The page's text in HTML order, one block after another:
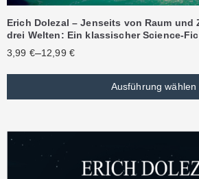
Erich Dolezal – Jenseits von Raum und
drei Welten: Ein klassischer Science-
3,99 €–12,99 €
Ausführung wählen